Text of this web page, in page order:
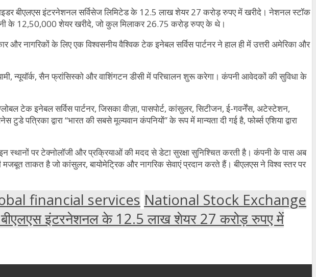
बीएलएस इंटरनेशनल सर्विसेज लिमिटेड के 12.5 लाख शेयर 27 करोड़ रुपए में खरीदे। नेशनल स्टॉक
के 12,50,000 शेयर खरीदे, जो कुल मिलाकर 26.75 करोड़ रुपए के थे।
नागरिकों के लिए एक विश्वसनीय वैश्विक टेक इनेबल सर्विस पार्टनर ने हाल ही में उत्तरी अमेरिका और
न्यूयॉर्क, सैन फ्रांसिस्को और वाशिंगटन डीसी में परिचालन शुरू करेगा। कंपनी आवेदकों की सुविधा के
टेक इनेबल सर्विस पार्टनर, जिसका वीज़ा, पासपोर्ट, कांसुलर, सिटीजन, ई-गवर्नेंस, अटेस्टेशन,
द्वारा “भारत की सबसे मूल्यवान कंपनियों” के रूप में मान्यता दी गई है, फोर्ब्स एशिया द्वारा
पर टेक्नोलॉजी और प्रक्रियाओं की मदद से डेटा सुरक्षा सुनिश्चित करती है। कंपनी के पास अब
ताकत है जो कांसुलर, बायोमेट्रिक और नागरिक सेवाएं प्रदान करते हैं। बीएलएस ने विश्व स्तर पर
financial services National Stock Exchange
बीएलएस इंटरनेशनल के 12.5 लाख शेयर 27 करोड़ रुपए में